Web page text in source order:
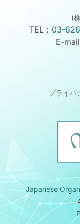
(
TEL： 03-
E-mail
プライバ
Japanese